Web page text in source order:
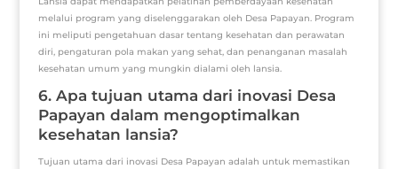
melalui program yang diselenggarakan oleh Desa Papayan. Program
ini meliputi pengetahuan dasar tentang kesehatan dan perawatan
diri, pengaturan pola makan yang sehat, dan penanganan masalah
kesehatan umum yang mungkin dialami oleh lansia.
6. Apa tujuan utama dari inovasi Desa
Papayan dalam mengoptimalkan
kesehatan lansia?
Tujuan utama dari inovasi Desa Papayan adalah untuk memastikan